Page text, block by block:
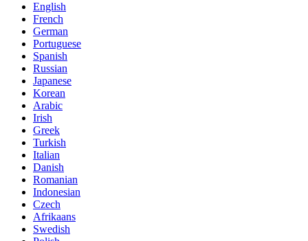
English
French
German
Portuguese
Spanish
Russian
Japanese
Korean
Arabic
Irish
Greek
Turkish
Italian
Danish
Romanian
Indonesian
Czech
Afrikaans
Swedish